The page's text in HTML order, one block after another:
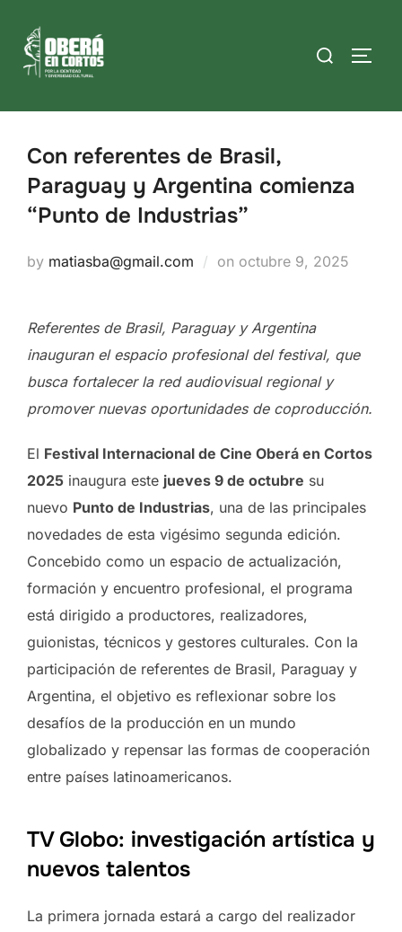
content
Search
Con referentes de Brasil,
Paraguay y Argentina comienza
“Punto de Industrias”
by matiasba@gmail.com on Posted
octubre 9, 2025
Referentes de Brasil, Paraguay y Argentina
inauguran el espacio profesional del festival, que
busca fortalecer la red audiovisual regional y
promover nuevas oportunidades de coproducción.
El Festival Internacional de Cine Oberá en Cortos
2025 inaugura este jueves 9 de octubre su
nuevo Punto de Industrias, una de las principales
novedades de esta vigésimo segunda edición.
Concebido como un espacio de actualización,
formación y encuentro profesional, el programa
está dirigido a productores, realizadores,
guionistas, técnicos y gestores culturales. Con la
participación de referentes de Brasil, Paraguay y
Argentina, el objetivo es reflexionar sobre los
desafíos de la producción en un mundo
globalizado y repensar las formas de cooperación
entre países latinoamericanos.
TV Globo: investigación artística y
nuevos talentos
La primera jornada estará a cargo del realizador